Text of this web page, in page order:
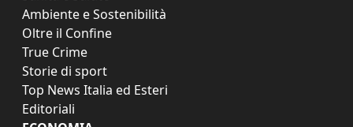
Ambiente e Sostenibilità
Oltre il Confine
True Crime
Storie di sport
Top News Italia ed Esteri
Editoriali